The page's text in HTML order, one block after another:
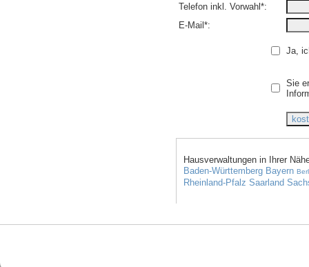
Telefon inkl. Vorwahl*:
E-Mail*:
Ja,
Sie
Hausverwaltungen in Ihrer
Baden-Württemberg Bayern
Rheinland-Pfalz Saarland